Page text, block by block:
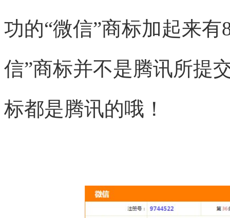
功的“微信”商标加起来
信”商标并不是腾讯所提
标都是腾讯的哦！